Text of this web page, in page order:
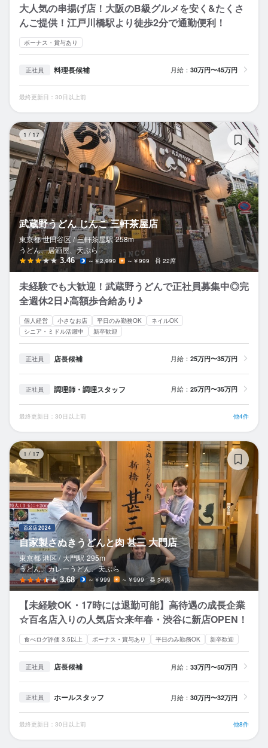
大人気の串揚げ店！大阪のB級グルメを安く&たくさ
んご提供！江戸川橋駅より徒歩2分で通勤便利！
ボーナス・賞与あり
正社員 料理長候補 月給： 30万円〜45万円
最終更新日：30日以上前
1 / 17
武蔵野うどん じんこ 三軒茶屋店
東京都 世田谷区 / 三軒茶屋駅 258m
うどん、居酒屋、天ぷら
3.46 ～￥2,999 ～￥999 22席
未経験でも大歓迎！武蔵野うどんで正社員募集中◎完
全週休2日♪高額歩合給あり♪
個人経営 小さなお店 平日のみ勤務OK
ネイルOK
シニア・ミドル活躍中
新卒歓迎
正社員 店長候補 月給： 25万円〜35万円
正社員 調理師・調理スタッフ 月給： 25万円〜35万円
最終更新日：30日以上前 他4件
1 / 17
自家製さぬきうどんと肉 甚三 大門店
東京都 港区 / 大門駅 295m
うどん、カレーうどん、天ぷら
3.68 ～￥999 ～￥999 24席
【未経験OK・17時には退勤可能】高待遇の成長企業
☆百名店入りの人気店☆来年春・渋谷に新店OPEN！
食べログ評価 3.5以上 ボーナス・賞与あり 平日のみ勤務OK 新卒歓迎
正社員 店長候補 月給： 33万円〜50万円
正社員 ホールスタッフ 月給： 30万円〜32万円
最終更新日：30日以上前 他8件